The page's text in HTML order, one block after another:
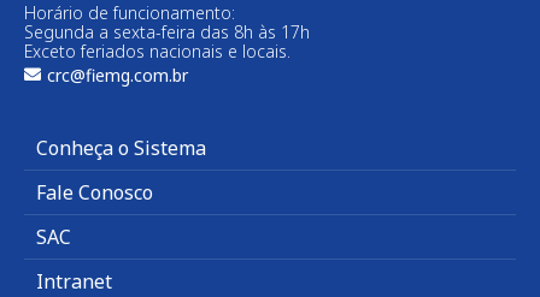
Horário de funcionamento:
Segunda a sexta-feira das 8h às 17h
Exceto feriados nacionais e locais.
crc@fiemg.com.br
Conheça o Sistema
Fale Conosco
SAC
Intranet